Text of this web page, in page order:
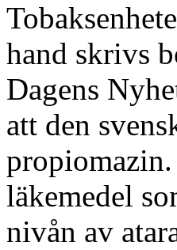
hand skrivs
Dagens
att den
läkemedel
nivån av